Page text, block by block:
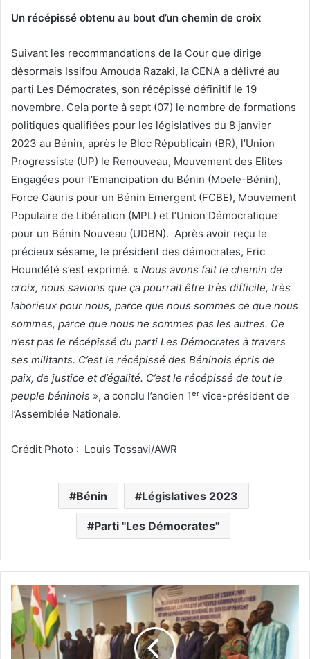
Un récépissé obtenu au bout d’un chemin de croix
Suivant les recommandations de la Cour que dirige
désormais Issifou Amouda Razaki, la CENA a délivré au
parti Les Démocrates, son récépissé définitif le 19
novembre. Cela porte à sept (07) le nombre de formations
politiques qualifiées pour les législatives du 8 janvier
2023 au Bénin, après le Bloc Républicain (BR), l’Union
Progressiste (UP) le Renouveau, Mouvement des Elites
Engagées pour l’Emancipation du Bénin (Moele-Bénin),
Force Cauris pour un Bénin Emergent (FCBE), Mouvement
Populaire de Libération (MPL) et l’Union Démocratique
pour un Bénin Nouveau (UDBN). Après avoir reçu le
précieux sésame, le président des démocrates, Eric
Houndété s’est exprimé. « Nous avons fait le chemin de
croix, nous savions que ça pourrait être très difficile, très
laborieux pour nous, parce que nous sommes ce que nous
sommes, parce que nous ne sommes pas les autres. Ce
n’est pas le récépissé du parti Les Démocrates à travers
ses militants. C’est le récépissé des Béninois épris de
paix, de justice et d’égalité. C’est le récépissé de tout le
peuple béninois », a conclu l’ancien 1er vice-président de
l’Assemblée Nationale.
Crédit Photo : Louis Tossavi/AWR
Bénin Législatives 2023
Parti "Les Démocrates"